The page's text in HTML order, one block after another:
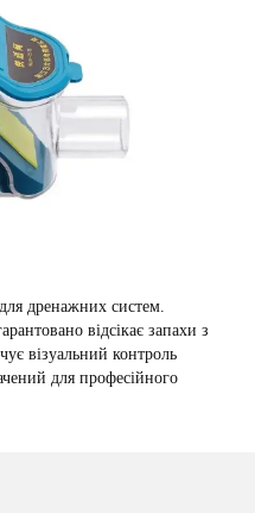
дренажних систем.
відсікає запахи з
візуальний контроль
для професійного